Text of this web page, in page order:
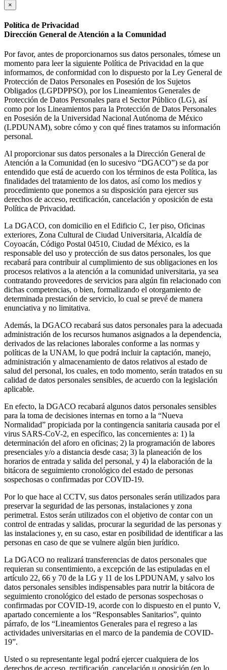
×
Política de Privacidad
Dirección General de Atención a la Comunidad
Por favor, antes de proporcionarnos sus datos personales, tómese un
momento para leer la siguiente Política de Privacidad en la que
informamos, de conformidad con lo dispuesto por la Ley General de
Protección de Datos Personales en Posesión de los Sujetos
Obligados (LGPDPPSO), por los Lineamientos Generales de
Protección de Datos Personales para el Sector Público (LG), así
como por los Lineamientos para la Protección de Datos Personales
en Posesión de la Universidad Nacional Autónoma de México
(LPDUNAM), sobre cómo y con qué fines tratamos su información
personal.
Al proporcionar sus datos personales a la Dirección General de
Atención a la Comunidad (en lo sucesivo “DGACO”) se da por
entendido que está de acuerdo con los términos de esta Política, las
finalidades del tratamiento de los datos, así como los medios y
procedimiento que ponemos a su disposición para ejercer sus
derechos de acceso, rectificación, cancelación y oposición de esta
Política de Privacidad.
La DGACO, con domicilio en el Edificio C, 1er piso, Oficinas
exteriores, Zona Cultural de Ciudad Universitaria, Alcaldía de
Coyoacán, Código Postal 04510, Ciudad de México, es la
responsable del uso y protección de sus datos personales, los que
recabará para contribuir al cumplimiento de sus obligaciones en los
procesos relativos a la atención a la comunidad universitaria, ya sea
contratando proveedores de servicios para algún fin relacionado con
dichas competencias, o bien, formalizando el otorgamiento de
determinada prestación de servicio, lo cual se prevé de manera
enunciativa y no limitativa.
Además, la DGACO recabará sus datos personales para la adecuada
administración de los recursos humanos asignados a la dependencia,
derivados de las relaciones laborales conforme a las normas y
políticas de la UNAM, lo que podrá incluir la captación, manejo,
administración y almacenamiento de datos relativos al estado de
salud del personal, los cuales, en todo momento, serán tratados en su
calidad de datos personales sensibles, de acuerdo con la legislación
aplicable.
En efecto, la DGACO recabará algunos datos personales sensibles
para la toma de decisiones internas en torno a la “Nueva
Normalidad” propiciada por la contingencia sanitaria causada por el
virus SARS-CoV-2, en específico, las concernientes a: 1) la
determinación del aforo en oficinas; 2) la programación de labores
presenciales y/o a distancia desde casa; 3) la planeación de los
horarios de entrada y salida del personal, y 4) la elaboración de la
bitácora de seguimiento cronológico del estado de personas
sospechosas o confirmadas por COVID-19.
Por lo que hace al CCTV, sus datos personales serán utilizados para
preservar la seguridad de las personas, instalaciones y zona
perimetral. Estos serán utilizados con el objetivo de contar con un
control de entradas y salidas, procurar la seguridad de las personas y
las instalaciones y, en su caso, estar en posibilidad de identificar a las
personas en caso de que se vulnere algún bien jurídico.
La DGACO no realizará transferencias de datos personales que
requieran su consentimiento, a excepción de las estipuladas en el
artículo 22, 66 y 70 de la LG y 11 de los LPDUNAM, y salvo los
datos personales sensibles indispensables para nutrir la bitácora de
seguimiento cronológico del estado de personas sospechosas o
confirmadas por COVID-19, acorde con lo dispuesto en el punto V,
apartado concerniente a los “Responsables Sanitarios”, quinto
párrafo, de los “Lineamientos Generales para el regreso a las
actividades universitarias en el marco de la pandemia de COVID-
19”.
Usted o su representante legal podrá ejercer cualquiera de los